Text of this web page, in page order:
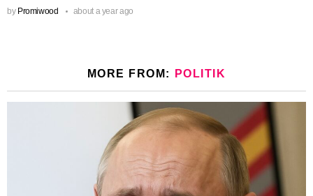
by Promiwood about a year ago
MORE FROM: POLITIK